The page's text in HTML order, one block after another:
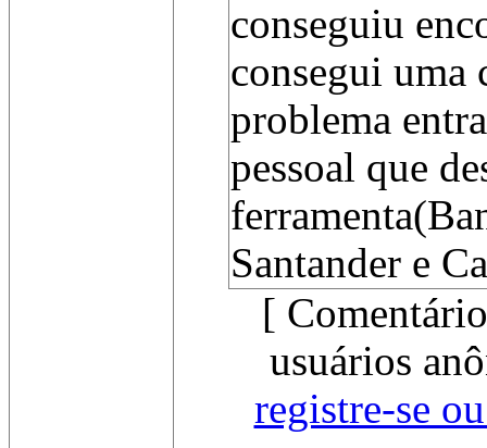
conseguiu
consegui uma
problema
pessoal que
Santander e
[
usuários
registre-se